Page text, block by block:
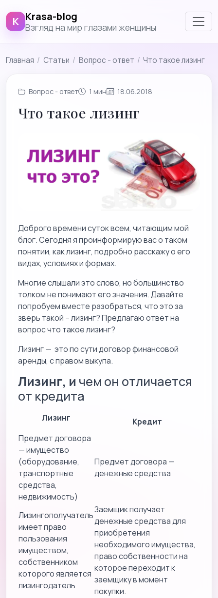
K Krasa-blog
Взгляд на мир глазами женщины
Главная / Cтатьи / Вопрос - ответ / Что такое лизинг
Вопрос - ответ 1 мин 18.06.2018
Что такое лизинг
Доброго времени суток всем, читающим мой
блог. Сегодня я проинформирую вас о таком
понятии, как лизинг, подробно расскажу о его
видах, условиях и формах.
Многие слышали это слово, но большинство
толком не понимают его значения. Давайте
попробуем вместе разобраться, что это за
зверь такой – лизинг? Предлагаю ответ на
вопрос что такое лизинг?
Лизинг — это по сути договор финансовой
аренды, с правом выкупа.
Лизинг, и чем он отличается
от кредита
Лизинг
Кредит
Предмет договора
— имущество
(оборудование,
транспортные
средства,
недвижимость)
Предмет договора —
денежные средства
Лизингополучатель
имеет право
пользования
имуществом,
собственником
которого является
лизингодатель
Заемщик получает
денежные средства для
приобретения
необходимого имущества,
право собственности на
которое переходит к
заемщику в момент
покупки.